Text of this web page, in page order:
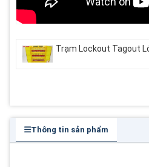
Trạm Lockout Tagout
Thông tin sản phẩm